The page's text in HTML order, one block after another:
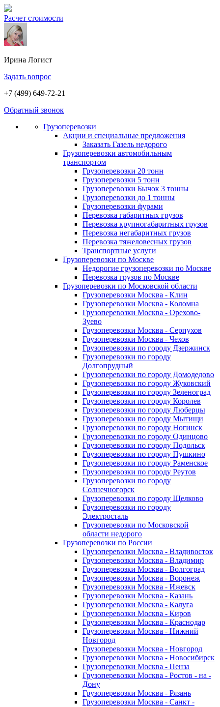
Расчет стоимости
Ирина Логист
Задать вопрос
+7 (499) 649-72-21
Обратный звонок
Грузоперевозки
Акции и специальные предложения
Заказать Газель недорого
Грузоперевозки автомобильным
транспортом
Грузоперевозки 20 тонн
Грузоперевозки 5 тонн
Грузоперевозки Бычок 3 тонны
Грузоперевозки до 1 тонны
Грузоперевозки фурами
Перевозка габаритных грузов
Перевозка крупногабаритных грузов
Перевозка негабаритных грузов
Перевозка тяжеловесных грузов
Транспортные услуги
Грузоперевозки по Москве
Недорогие грузоперевозки по Москве
Перевозка грузов по Москве
Грузоперевозки по Московской области
Грузоперевозки Москва - Клин
Грузоперевозки Москва - Коломна
Грузоперевозки Москва - Орехово-
Зуево
Грузоперевозки Москва - Серпухов
Грузоперевозки Москва - Чехов
Грузоперевозки по городу Дзержинск
Грузоперевозки по городу
Долгопрудный
Грузоперевозки по городу Домодедово
Грузоперевозки по городу Жуковский
Грузоперевозки по городу Зеленоград
Грузоперевозки по городу Королев
Грузоперевозки по городу Люберцы
Грузоперевозки по городу Мытищи
Грузоперевозки по городу Ногинск
Грузоперевозки по городу Одинцово
Грузоперевозки по городу Подольск
Грузоперевозки по городу Пушкино
Грузоперевозки по городу Раменское
Грузоперевозки по городу Реутов
Грузоперевозки по городу
Солнечногорск
Грузоперевозки по городу Щелково
Грузоперевозки по городу
Электросталь
Грузоперевозки по Московской
области недорого
Грузоперевозки по России
Грузоперевозки Москва - Владивосток
Грузоперевозки Москва - Владимир
Грузоперевозки Москва - Волгоград
Грузоперевозки Москва - Воронеж
Грузоперевозки Москва - Ижевск
Грузоперевозки Москва - Казань
Грузоперевозки Москва - Калуга
Грузоперевозки Москва - Киров
Грузоперевозки Москва - Краснодар
Грузоперевозки Москва - Нижний
Новгород
Грузоперевозки Москва - Новгород
Грузоперевозки Москва - Новосибирск
Грузоперевозки Москва - Пенза
Грузоперевозки Москва - Ростов - на -
Дону
Грузоперевозки Москва - Рязань
Грузоперевозки Москва - Санкт -